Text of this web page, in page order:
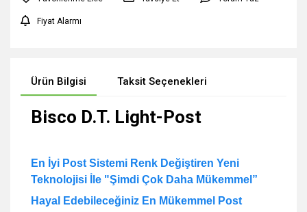
Fiyat Alarmı
Ürün Bilgisi Taksit Seçenekleri
Bisco D.T. Light-Post
En İyi Post Sistemi Renk Değiştiren Yeni
Teknolojisi İle "Şimdi Çok Daha Mükemmel”
Hayal
Edebileceğiniz En Mükemmel Post